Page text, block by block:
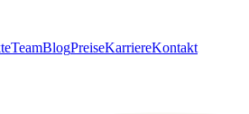
TeamBlogPreiseKarriereKontakt